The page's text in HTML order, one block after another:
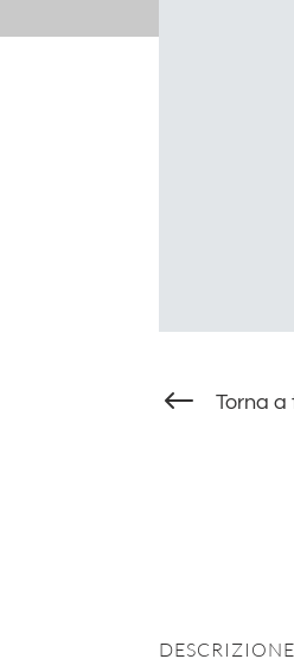
# Torna
DESCRIZIONE